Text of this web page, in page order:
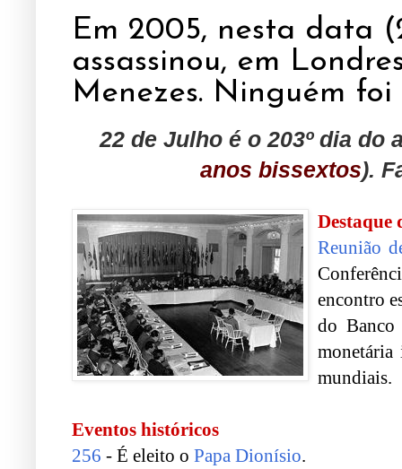
Em 2005, nesta data
assassinou, em
Menezes. Ninguém
22 de Julho é o 203º dia do
anos bissextos).
Destaque
Reunião
encontro
do Banco
monetária
mundiais.
Eventos históricos
256 - É eleito o Papa Dionísio.